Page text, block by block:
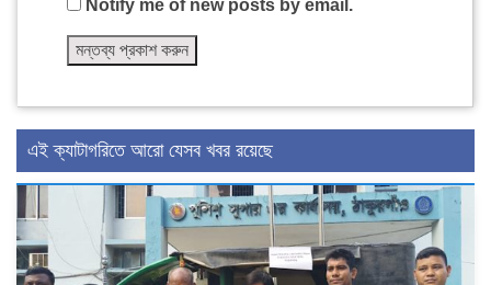
Notify me of new posts by email.
এই ক্যাটাগরিতে আরো যেসব খবর রয়েছে